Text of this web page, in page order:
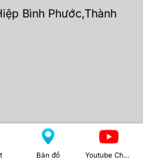
Bình Phước,Thành
Bảo Audio
Bản đồ Youtube Channel